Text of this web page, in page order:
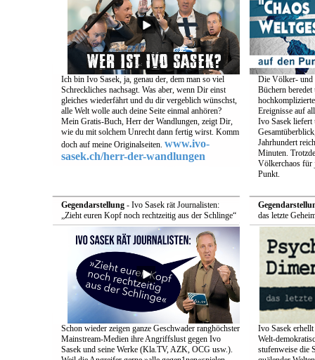
Ich bin Ivo Sasek, ja, genau der, dem man so viel
Schreckliches nachsagt. Was aber, wenn Dir einst
gleiches wiederfährt und du dir vergeblich wünschst,
alle Welt wolle auch deine Seite einmal anhören?
Mein Gratis-Buch, Herr der Wandlungen, zeigt Dir,
wie du mit solchem Unrecht dann fertig wirst. Komm
doch auf meine Originalseiten. www.ivo-
sasek.ch/herr-der-wandlungen
Die Völker- und
Büchern beredet
Ereignisse auf
Ivo Sasek liefert
Jahrhundert
Minuten.
Völkerchaos für
Punkt.
Gegendarstellung- Ivo Sasek rät Journalisten:
„Zieht euren Kopf noch rechtzeitig aus der Schlinge“
Schon wieder zeigen ganze Geschwader ranghöchster
Mainstream-Medien ihre Angriffslust gegen Ivo
Sasek und seine Werke (Kla.TV, AZK, OCG usw.).
das letzte
Ivo Sasek
Welt-
stufenweise die